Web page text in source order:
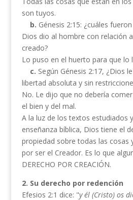
son tuyos.
b. Génesis 2:15: ¿cuáles
Dios dio al hombre con relación
creado?
Lo puso en el huerto para que lo
c. Según Génesis 2:17, ¿Dios
libertad absoluta y sin
No. Le dijo que no debería
el bien y del mal.
A la luz de los textos estudiados
enseñanza bíblica, Dios tiene el
propiedad sobre todas las cosas
por ser el Creador. Es lo que
DERECHO POR CREACIÓN.
2. Su derecho por redención
Efesios 2:1 dice: "y él (Cristo) os